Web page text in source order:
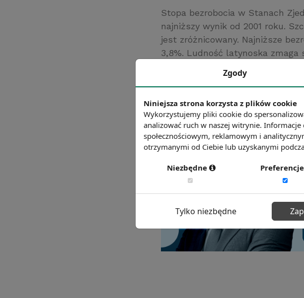
Stopa bezrobocia w Stanach
najniższy wynik od 2001 roku.
jest zróżnicowany. Najniższe
3,8%. Ludność latynoska
Źródło: https://www.money.pl/
Zgody
Niniejsza strona korzysta z plików cookie
Wykorzystujemy pliki cookie do
analizować ruch w naszej witrynie.
społecznościowym, reklamowym i
otrzymanymi od Ciebie lub uzyskanymi
Niezbędne Preferencje
Tylko niezbędne